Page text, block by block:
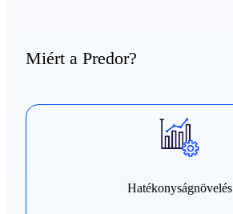
Miért a Predor?
Hatékonyságnövelés